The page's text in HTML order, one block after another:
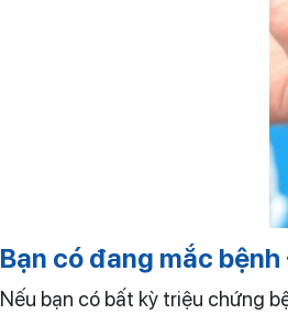
Bạn có đang mắc
Nếu bạn có bất kỳ triệu chứng